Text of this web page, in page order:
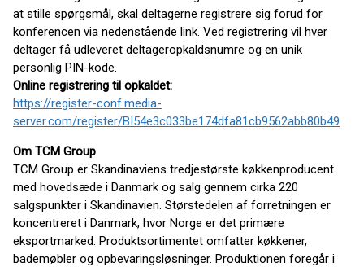
at stille spørgsmål, skal deltagerne registrere sig forud for
konferencen via nedenstående link. Ved registrering vil hver
deltager få udleveret deltageropkaldsnumre og en unik
personlig PIN-kode.
Online registrering til opkaldet:
https://register-conf.media-
server.com/register/BI54e3c033be174dfa81cb9562abb80b49
Om TCM Group
TCM Group er Skandinaviens tredjestørste køkkenproducent
med hovedsæde i Danmark og salg gennem cirka 220
salgspunkter i Skandinavien. Størstedelen af forretningen er
koncentreret i Danmark, hvor Norge er det primære
eksportmarked. Produktsortimentet omfatter køkkener,
bademøbler og opbevaringsløsninger. Produktionen foregår i